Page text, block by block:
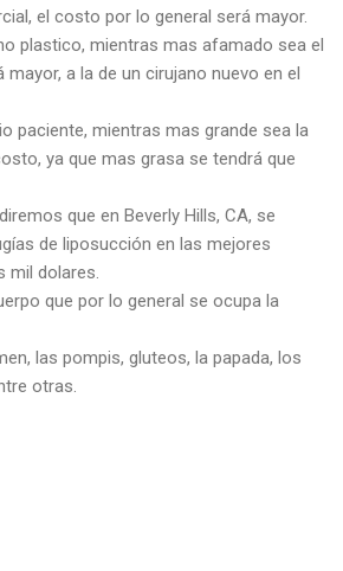
el costo por lo general será mayor.
plastico, mientras mas afamado sea el
a la de un cirujano nuevo en el
paciente, mientras mas grande sea la
ya que mas grasa se tendrá que
que en Beverly Hills, CA, se
de liposucción en las mejores
mil dolares.
que por lo general se ocupa la
las pompis, gluteos, la papada, los
otras.